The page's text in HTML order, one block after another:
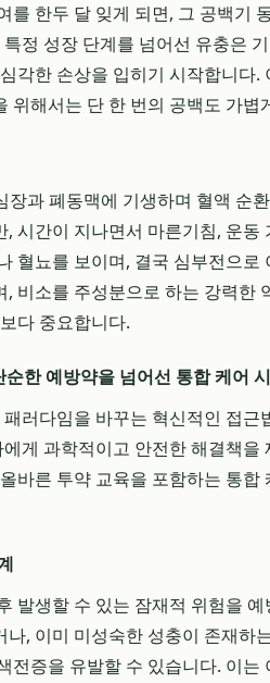
를 한두 달 잊게 되면, 그 공백기
정 성장 단계를 넘어선 유충은
각한 손상을 입히기 시작합니다.
위해서는 단 한 번의 공백도 가볍
과 폐동맥에 기생하며 혈액 순
시간이 지나면서 마른기침, 운동
혈뇨를 보이며, 결국 심부전으로
비소를 주성분으로 하는 강력한
다 중요합니다.
한 예방약을 넘어선 통합 케어
러다임을 바꾸는 혁신적인 접
게 과학적이고 안전한 해결책을
바른 투약 교육을 포함하는 통합
발생할 수 있는 잠재적 위험을
, 이미 미성숙한 성충이 존재하
전증을 유발할 수 있습니다. 이는